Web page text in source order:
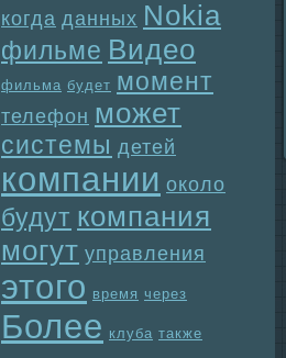
когда данных Nokia
фильме Видео
фильма будет момент
телефон может
системы детей
компании около
будут компания
могут упpaвления
этого время через
Более клуба также